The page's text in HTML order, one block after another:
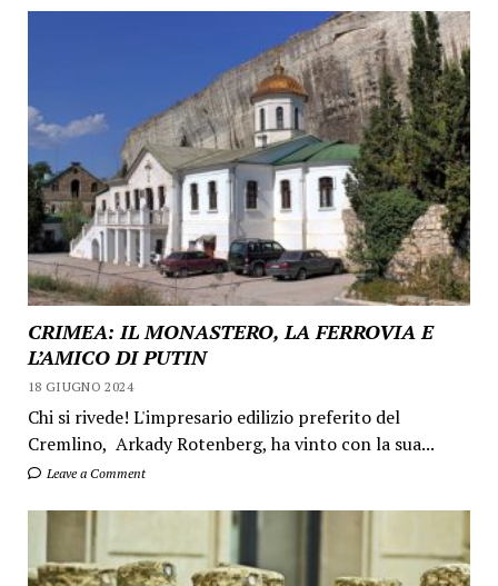
CRIMEA: IL MONASTERO, LA FERROVIA E
L’AMICO DI PUTIN
18 GIUGNO 2024
Chi si rivede! L'impresario edilizio preferito del
Cremlino, Arkady Rotenberg, ha vinto con la sua...
Leave a Comment